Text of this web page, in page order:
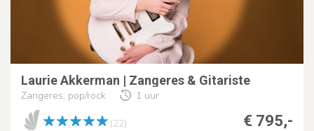
Laurie Akkerman | Zangeres & Gitariste
Zangeres, pop/rock 1 uur
€ 795,-
(22)